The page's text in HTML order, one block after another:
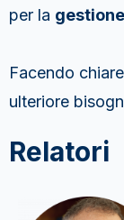
per la
Facendo
ulteriore
Relatori